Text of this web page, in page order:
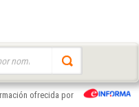
ofrecida por